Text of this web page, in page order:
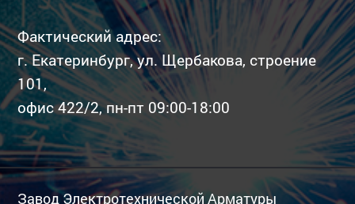
Фактический адрес:
г. Екатеринбург, ул. Щербакова, строение
101,
офис 422/2, пн-пт 09:00-18:00
Завод Электротехнической Арматуры